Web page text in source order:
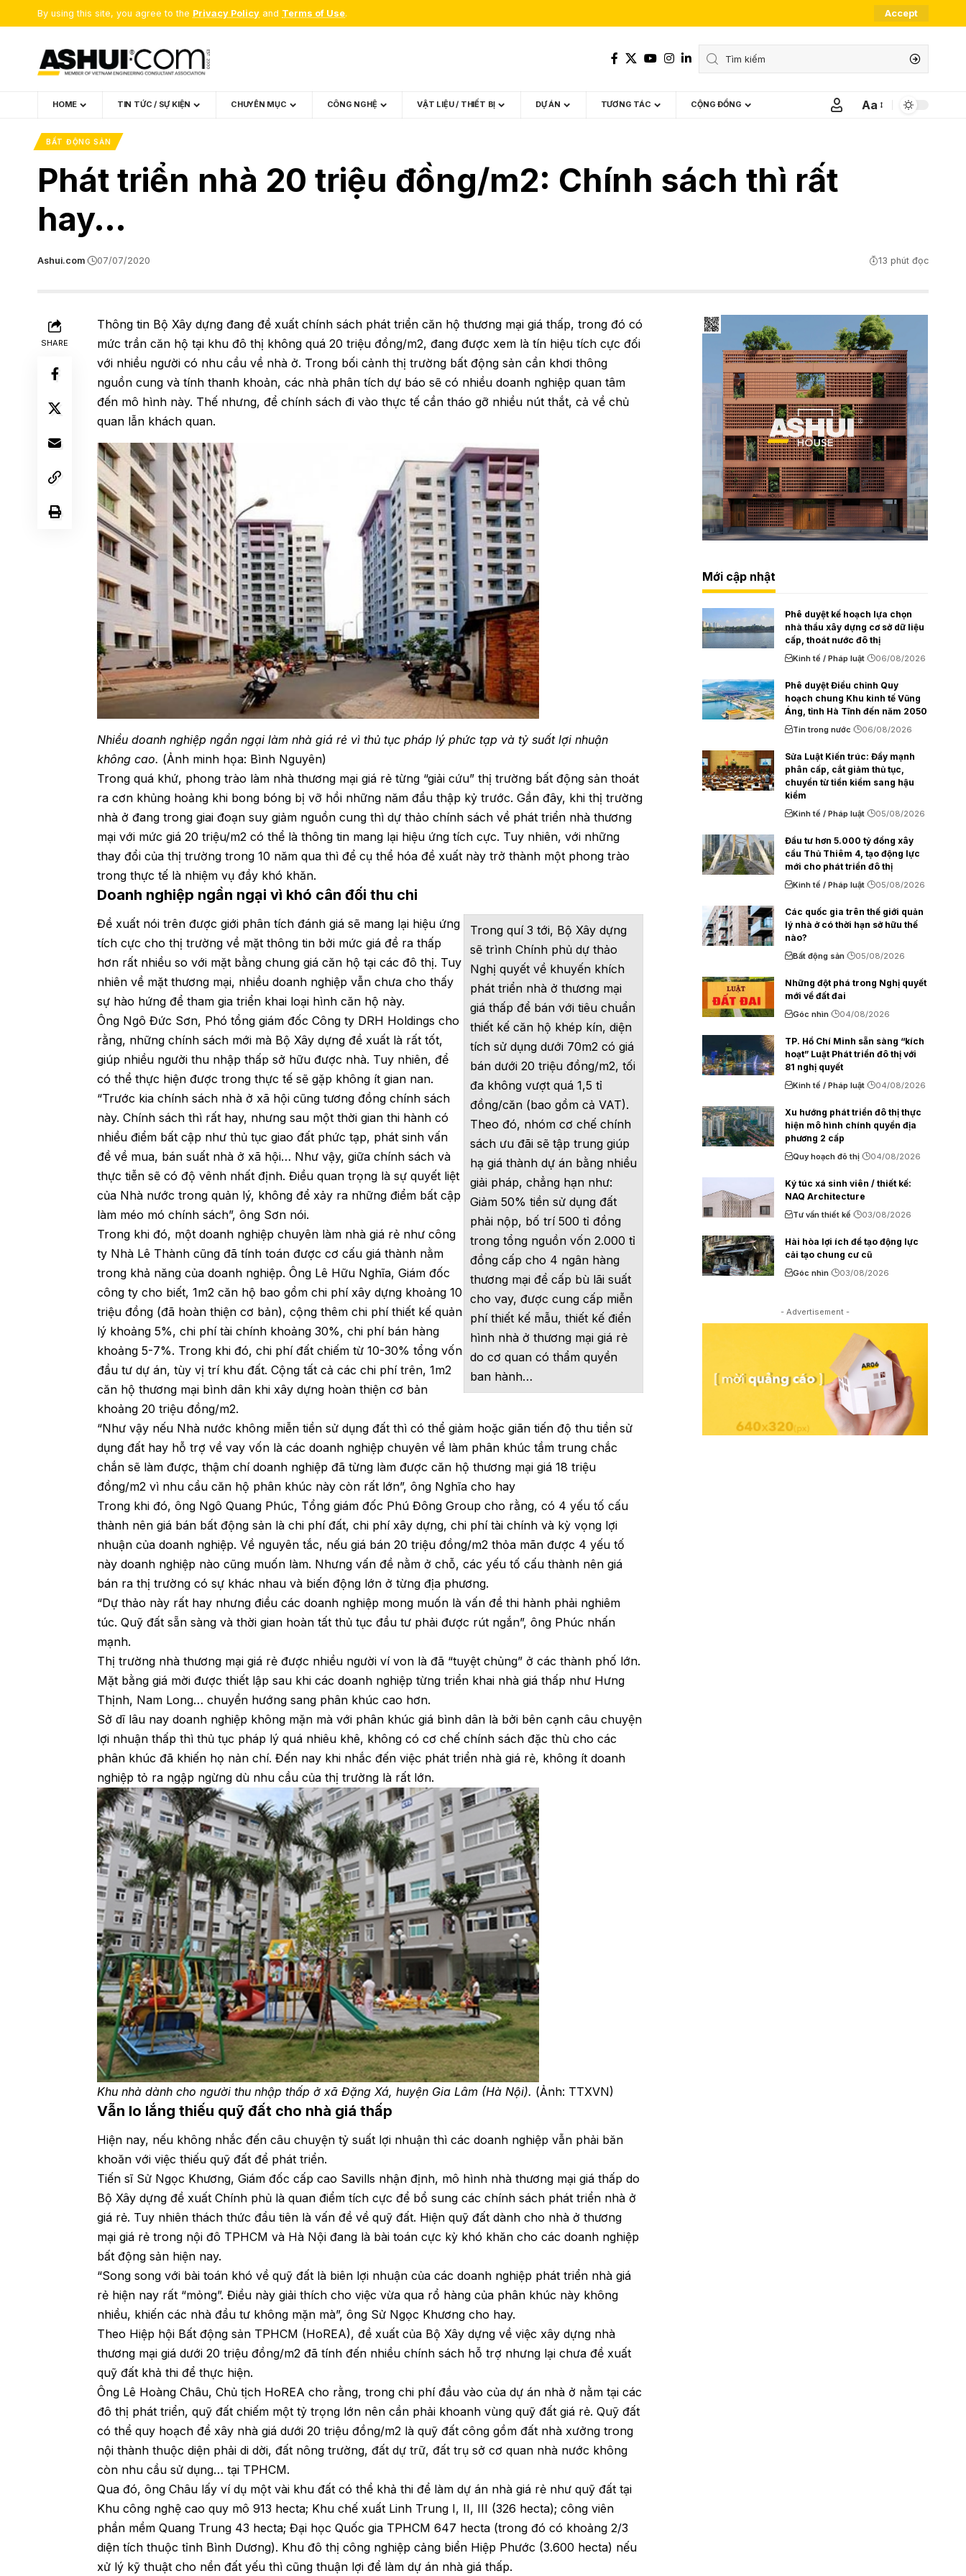
By using this site, you agree to the Privacy Policy and Terms of Use. Accept
HOME TIN TỨC / SỰ KIỆN CHUYÊN MỤC CÔNG NGHỆ VẬT LIỆU / THIẾT BỊ DỰ ÁN TƯƠNG TÁC CỘNG ĐỒNG
Font
Aa
BẤT ĐỘNG SẢN
Phát triển nhà 20 triệu đồng/m2: Chính sách thì rất
hay…
Ashui.com 07/07/2020 13 phút đọc
SHARE
Thông tin Bộ Xây dựng đangđề xuất chính sách phát triển căn hộ thương mại giá thấp, trong đó có
mức trần căn hộ tại khu đô thị không quá 20 triệu đồng/m2, đang được xem là tín hiệu tích cực đối
với nhiều người có nhu cầu về nhà ở. Trong bối cảnh thị trường bất động sản cần khơi thông
nguồn cung và tính thanh khoản, các nhà phân tích dự báo sẽ có nhiều doanh nghiệp quan tâm
đến mô hình này. Thế nhưng, để chính sách đi vào thực tế cần tháo gỡ nhiều nút thắt, cả về chủ
quan lẫn khách quan.
Nhiều doanh nghiệp ngần ngại làm nhà giá rẻ vì thủ tục pháp lý phức tạp và tỷ suất lợi nhuận
không cao. (Ảnh minh họa: Bình Nguyên)
Trong quá khứ, phong trào làm nhà thương mại giá rẻ từng “giải cứu” thị trường bất động sản thoát
ra cơn khủng hoảng khi bong bóng bị vỡ hồi những năm đầu thập kỷ trước. Gần đây, khi thị trường
nhà ở đang trong giai đoạn suy giảm nguồn cung thì dự thảo chính sách về phát triển nhà thương
mại với mức giá 20 triệu/m2 có thể là thông tin mang lại hiệu ứng tích cực. Tuy nhiên, với những
thay đổi của thị trường trong 10 năm qua thì để cụ thể hóa đề xuất này trở thành một phong trào
trong thực tế là nhiệm vụ đầy khó khăn.
Doanh nghiệp ngần ngại vì khó cân đối thu chi
Trong quí 3 tới, Bộ Xây dựng
sẽ trình Chính phủ dự thảo
Nghị quyết về khuyến khích
phát triển nhà ở thương mại
giá thấp để bán với tiêu chuẩn
thiết kế căn hộ khép kín, diện
tích sử dụng dưới 70m2 có giá
bán dưới 20 triệu đồng/m2, tối
đa không vượt quá 1,5 tỉ
đồng/căn (bao gồm cả VAT).
Theo đó, nhóm cơ chế chính
sách ưu đãi sẽ tập trung giúp
hạ giá thành dự án bằng nhiều
giải pháp, chẳng hạn như:
Giảm 50% tiền sử dụng đất
phải nộp, bố trí 500 tỉ đồng
trong tổng nguồn vốn 2.000 tỉ
đồng cấp cho 4 ngân hàng
thương mại để cấp bù lãi suất
cho vay, được cung cấp miễn
phí thiết kế mẫu, thiết kế điển
hình nhà ở thương mại giá rẻ
do cơ quan có thẩm quyền
ban hành…
Đề xuất nói trên được giới phân tích đánh giá sẽ mang lại hiệu ứng
tích cực cho thị trường về mặt thông tin bởi mức giá đề ra thấp
hơn rất nhiều so với mặt bằng chung giá căn hộ tại các đô thị. Tuy
nhiên về mặt thương mại, nhiều doanh nghiệp vẫn chưa cho thấy
sự hào hứng để tham gia triển khai loại hình căn hộ này.
Ông Ngô Đức Sơn, Phó tổng giám đốc Công ty DRH Holdings cho
rằng, những chính sách mới mà Bộ Xây dựng đề xuất là rất tốt,
giúp nhiều người thu nhập thấp sở hữu được nhà. Tuy nhiên, để
có thể thực hiện được trong thực tế sẽ gặp không ít gian nan.
“Trước kia chính sách nhà ở xã hội cũng tương đồng chính sách
này. Chính sách thì rất hay, nhưng sau một thời gian thi hành có
nhiều điểm bất cập như thủ tục giao đất phức tạp, phát sinh vấn
đề về mua, bán suất nhà ở xã hội… Như vậy, giữa chính sách và
thực tiễn sẽ có độ vênh nhất định. Điều quan trọng là sự quyết liệt
của Nhà nước trong quản lý, không để xảy ra những điểm bất cập
làm méo mó chính sách”, ông Sơn nói.
Trong khi đó, một doanh nghiệp chuyên làm nhà giá rẻ như công
ty Nhà Lê Thành cũng đã tính toán được cơ cấu giá thành nằm
trong khả năng của doanh nghiệp. Ông Lê Hữu Nghĩa, Giám đốc
công ty cho biết, 1m2 căn hộ bao gồm chi phí xây dựng khoảng 10
triệu đồng (đã hoàn thiện cơ bản), cộng thêm chi phí thiết kế quản
lý khoảng 5%, chi phí tài chính khoảng 30%, chi phí bán hàng
khoảng 5-7%. Trong khi đó, chi phí đất chiếm từ 10-30% tổng vốn
đầu tư dự án, tùy vị trí khu đất. Cộng tất cả các chi phí trên, 1m2
căn hộ thương mại bình dân khi xây dựng hoàn thiện cơ bản
khoảng 20 triệu đồng/m2.
“Như vậy nếu Nhà nước không miễn tiền sử dụng đất thì có thể giảm hoặc giãn tiến độ thu tiền sử
dụng đất hay hỗ trợ về vay vốn là các doanh nghiệp chuyên về làm phân khúc tầm trung chắc
chắn sẽ làm được, thậm chí doanh nghiệp đã từng làm được căn hộ thương mại giá 18 triệu
đồng/m2 vì nhu cầu căn hộ phân khúc này còn rất lớn”, ông Nghĩa cho hay
Trong khi đó, ông Ngô Quang Phúc, Tổng giám đốc Phú Đông Group cho rằng, có 4 yếu tố cấu
thành nên giá bán bất động sản là chi phí đất, chi phí xây dựng, chi phí tài chính và kỳ vọng lợi
nhuận của doanh nghiệp. Về nguyên tắc, nếu giá bán 20 triệu đồng/m2 thỏa mãn được 4 yếu tố
này doanh nghiệp nào cũng muốn làm. Nhưng vấn đề nằm ở chỗ, các yếu tố cấu thành nên giá
bán ra thị trường có sự khác nhau và biến động lớn ở từng địa phương.
“Dự thảo này rất hay nhưng điều các doanh nghiệp mong muốn là vấn đề thi hành phải nghiêm
túc. Quỹ đất sẵn sàng và thời gian hoàn tất thủ tục đầu tư phải được rút ngắn”, ông Phúc nhấn
mạnh.
Thị trường nhà thương mại giá rẻ được nhiều người ví von là đã “tuyệt chủng” ở các thành phố lớn.
Mặt bằng giá mời được thiết lập sau khi các doanh nghiệp từng triển khai nhà giá thấp như Hưng
Thịnh, Nam Long… chuyển hướng sang phân khúc cao hơn.
Sở dĩ lâu nay doanh nghiệp không mặn mà với phân khúc giá bình dân là bởi bên cạnh câu chuyện
lợi nhuận thấp thì thủ tục pháp lý quá nhiêu khê, không có cơ chế chính sách đặc thù cho các
phân khúc đã khiến họ nản chí. Đến nay khi nhắc đến việc phát triển nhà giá rẻ, không ít doanh
nghiệp tỏ ra ngập ngừng dù nhu cầu của thị trường là rất lớn.
Khu nhà dành cho người thu nhập thấp ở xã Đặng Xá, huyện Gia Lâm (Hà Nội). (Ảnh: TTXVN)
Vẫn lo lắng thiếu quỹ đất cho nhà giá thấp
Hiện nay, nếu không nhắc đến câu chuyện tỷ suất lợi nhuận thì các doanh nghiệp vẫn phải băn
khoăn với việc thiếu quỹ đất để phát triển.
Tiến sĩ Sử Ngọc Khương, Giám đốc cấp cao Savills nhận định, mô hình nhà thương mại giá thấp do
Bộ Xây dựng đề xuất Chính phủ là quan điểm tích cực để bổ sung các chính sách phát triển nhà ở
giá rẻ. Tuy nhiên thách thức đầu tiên là vấn đề về quỹ đất. Hiện quỹ đất dành cho nhà ở thương
mại giá rẻ trong nội đô TPHCM và Hà Nội đang là bài toán cực kỳ khó khăn cho các doanh nghiệp
bất động sản hiện nay.
“Song song với bài toán khó về quỹ đất là biên lợi nhuận của các doanh nghiệp phát triển nhà giá
rẻ hiện nay rất “mỏng”. Điều này giải thích cho việc vừa qua rổ hàng của phân khúc này không
nhiều, khiến các nhà đầu tư không mặn mà”, ông Sử Ngọc Khương cho hay.
Theo Hiệp hội Bất động sản TPHCM (HoREA), đề xuất của Bộ Xây dựng về việc xây dựng nhà
thương mại giá dưới 20 triệu đồng/m2 đã tính đến nhiều chính sách hỗ trợ nhưng lại chưa đề xuất
quỹ đất khả thi để thực hiện.
Ông Lê Hoàng Châu, Chủ tịch HoREA cho rằng, trong chi phí đầu vào của dự án nhà ở nằm tại các
đô thị phát triển, quỹ đất chiếm một tỷ trọng lớn nên cần phải khoanh vùng quỹ đất giá rẻ. Quỹ đất
có thể quy hoạch để xây nhà giá dưới 20 triệu đồng/m2 là quỹ đất công gồm đất nhà xưởng trong
nội thành thuộc diện phải di dời, đất nông trường, đất dự trữ, đất trụ sở cơ quan nhà nước không
còn nhu cầu sử dụng… tại TPHCM.
Qua đó, ông Châu lấy ví dụ một vài khu đất có thể khả thi để làm dự án nhà giá rẻ như quỹ đất tại
Khu công nghệ cao quy mô 913 hecta; Khu chế xuất Linh Trung I, II, III (326 hecta); công viên
phần mềm Quang Trung 43 hecta; Đại học Quốc gia TPHCM 647 hecta (trong đó có khoảng 2/3
diện tích thuộc tỉnh Bình Dương). Khu đô thị công nghiệp cảng biển Hiệp Phước (3.600 hecta) nếu
xử lý kỹ thuật cho nền đất yếu thì cũng thuận lợi để làm dự án nhà giá thấp.
Mới cập nhật
Phê duyệt kế hoạch lựa chọn
nhà thầu xây dựng cơ sở dữ liệu
cấp, thoát nước đô thị
Kinh tế / Pháp luật 06/08/2026
Phê duyệt Điều chỉnh Quy
hoạch chung Khu kinh tế Vũng
Áng, tỉnh Hà Tĩnh đến năm 2050
Tin trong nước 06/08/2026
Sửa Luật Kiến trúc: Đẩy mạnh
phân cấp, cắt giảm thủ tục,
chuyển từ tiền kiểm sang hậu
kiểm
Kinh tế / Pháp luật 05/08/2026
Đầu tư hơn 5.000 tỷ đồng xây
cầu Thủ Thiêm 4, tạo động lực
mới cho phát triển đô thị
Kinh tế / Pháp luật 05/08/2026
Các quốc gia trên thế giới quản
lý nhà ở có thời hạn sở hữu thế
nào?
Bất động sản 05/08/2026
Những đột phá trong Nghị quyết
mới về đất đai
Góc nhìn 04/08/2026
TP. Hồ Chí Minh sẵn sàng “kích
hoạt” Luật Phát triển đô thị với
81 nghị quyết
Kinh tế / Pháp luật 04/08/2026
Xu hướng phát triển đô thị thực
hiện mô hình chính quyền địa
phương 2 cấp
Quy hoạch đô thị 04/08/2026
Ký túc xá sinh viên / thiết kế:
NAQ Architecture
Tư vấn thiết kế 03/08/2026
Hài hòa lợi ích để tạo động lực
cải tạo chung cư cũ
Góc nhìn 03/08/2026
- Advertisement -